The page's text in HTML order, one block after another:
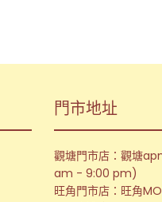
門市地址
觀塘門市店：觀塘
am - 9:00 pm)
旺角門市店：旺角